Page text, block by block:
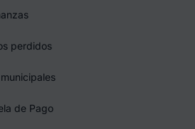
perdidos
de Pago